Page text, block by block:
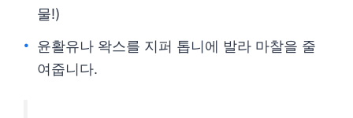
물!)
윤활유나 왁스를 지퍼 톱니에 발라 마찰을 줄
여줍니다.